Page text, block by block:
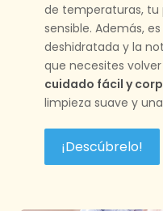
de temperaturas, tu
sensible. Además,
deshidratada y la
que necesites
cuidado fácil y
limpieza suave y
¡Descúbrelo!